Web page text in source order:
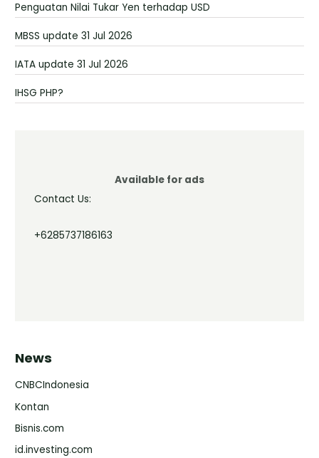
Penguatan Nilai Tukar Yen terhadap USD
MBSS update 31 Jul 2026
IATA update 31 Jul 2026
IHSG PHP?
Available for ads
Contact Us:
+6285737186163
News
CNBCIndonesia
Kontan
Bisnis.com
id.investing.com